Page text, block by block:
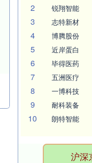
2 锐翔智能
3 志特新材
4 博腾股份
5 近岸蛋白
6 毕得医药
7 五洲医疗
8 一博科技
9 耐科装备
10 朗特智能
沪深